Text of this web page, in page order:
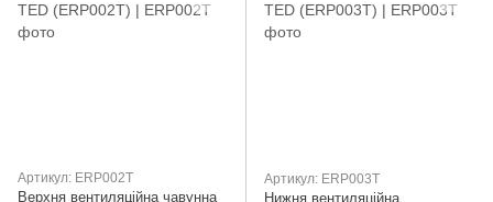
Артикул: ERP002T
Верхня вентиляційна чавунна
Артикул: ERP003T
Нижня вентиляційна